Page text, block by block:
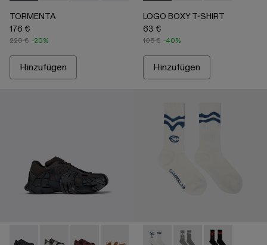
TORMENTA
176 €
220 € -20%
Hinzufügen
LOGO BOXY T-SHIRT
63 €
105 € -40%
Hinzufügen